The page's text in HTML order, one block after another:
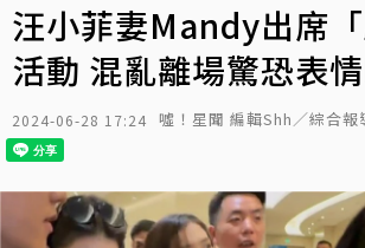
汪小菲妻Mandy出席「
活動 混亂離場驚恐表
2024-06-28 17:24 噓！星聞 編輯Shh／綜合報